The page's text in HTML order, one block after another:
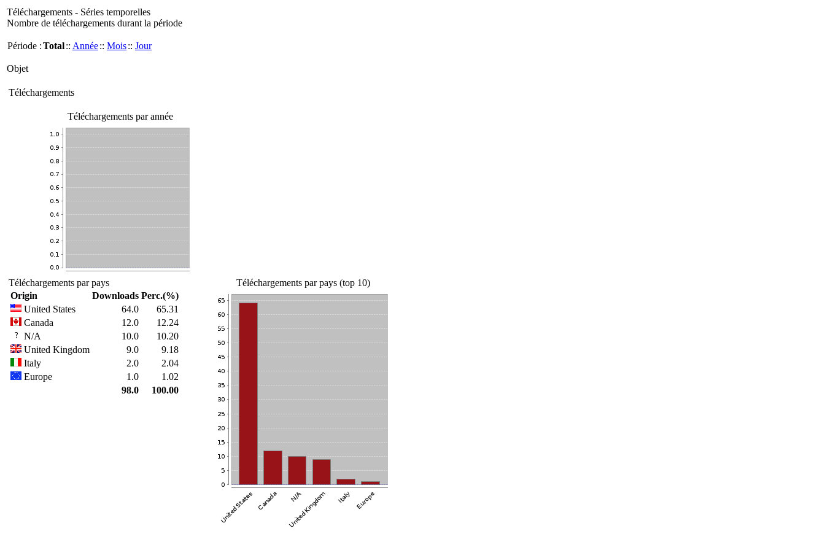
Téléchargements - Séries temporelles
Nombre de téléchargements durant la période
Période :Total:: Année:: Mois:: Jour
Objet
Téléchargements
Téléchargements par année
Téléchargements par pays
Origin
Downloads Perc.(%)
United States
64.0
65.31
Canada
12.0
12.24
N/A
10.0
10.20
United Kingdom
9.0
9.18
Italy
2.0
2.04
Europe
1.0
1.02
98.0
100.00
Téléchargements par pays (top 10)